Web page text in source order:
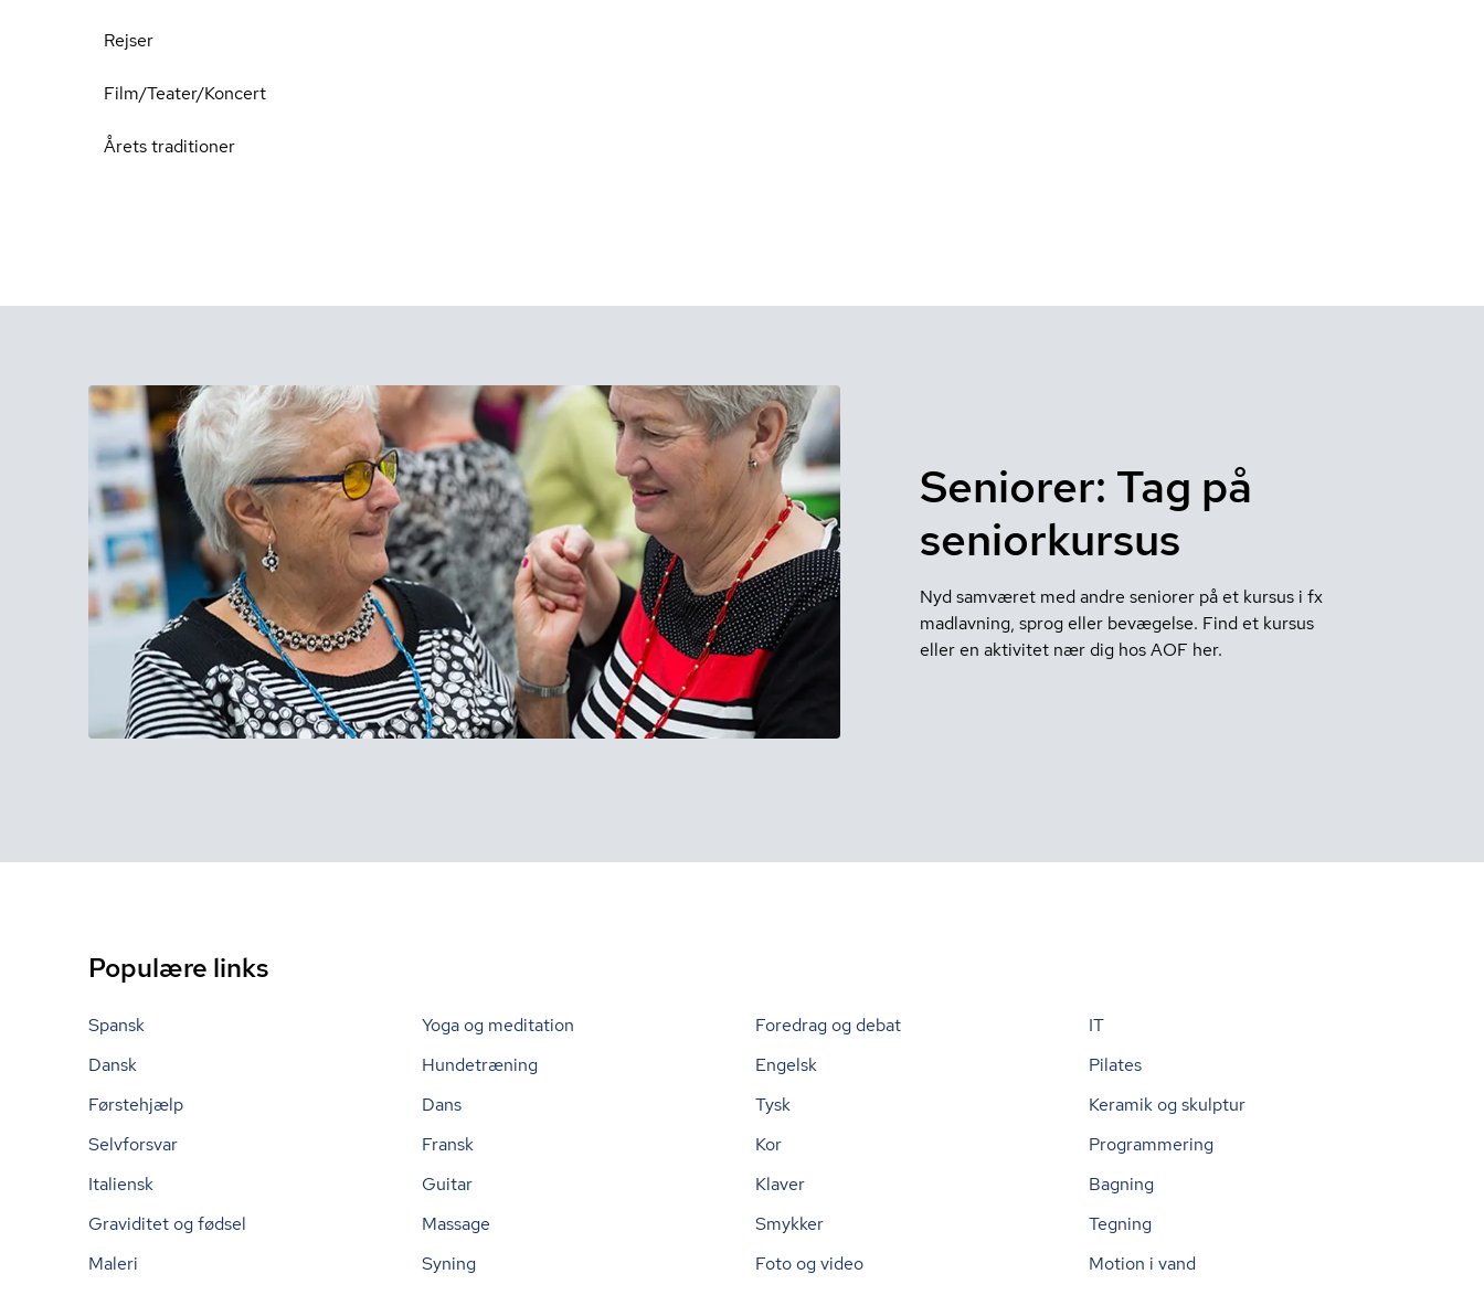
Rejser
Film/Teater/Koncert
Årets traditioner
Seniorer: Tag på
seniorkursus
Nyd samværet med andre seniorer på et kursus i fx
madlavning, sprog eller bevægelse. Find et kursus
eller en aktivitet nær dig hos AOF her.
Populære links
Spansk Yoga og meditation Foredrag og debat
IT
Dansk
Hundetræning Engelsk
Pilates
Førstehjælp
Dans Tysk
Keramik og skulptur
Selvforsvar
Fransk Kor
Programmering
Italiensk
Guitar Klaver
Bagning
Graviditet og fødsel
Massage Smykker
Tegning
Maleri
Syning Foto og video
Motion i vand